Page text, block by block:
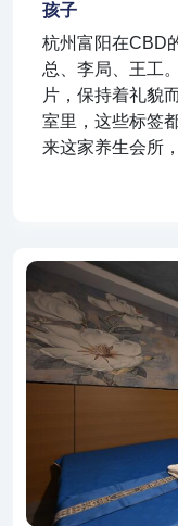
孩子
杭州富阳在CBD
总、李局、王工
片，保持着礼貌
室里，这些标签
来这家养生会所